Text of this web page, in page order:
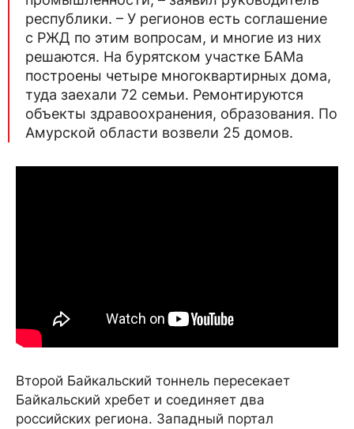
республики. – У регионов есть соглашение
с РЖД по этим вопросам, и многие из них
решаются. На бурятском участке БАМа
построены четыре многоквартирных дома,
туда заехали 72 семьи. Ремонтируются
объекты здравоохранения, образования. По
Амурской области возвели 25 домов.
Второй Байкальский тоннель пересекает
Байкальский хребет и соединяет два
российских региона. Западный портал